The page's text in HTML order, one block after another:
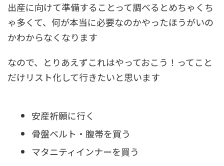
出産に向けて準備することって調べるとめちゃくち
ゃ多くて、何が本当に必要なのかやったほうがいの
かわからなくなります
なので、とりあえずこれはやっておこう！ってこと
だけリスト化して行きたいと思います
安産祈願に行く
骨盤ベルト・腹帯を買う
マタニティインナーを買う